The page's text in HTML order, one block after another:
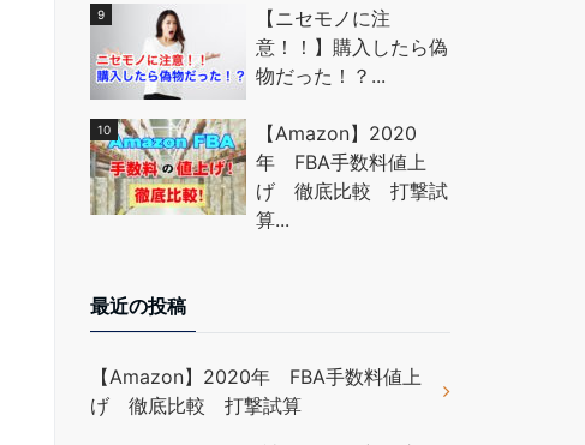
【ニセモノに注
意！！】購入したら偽
物だった！？...
【Amazon】2020
年 FBA手数料値上
げ 徹底比較 打撃試
算...
最近の投稿
【Amazon】2020年 FBA手数料値上
げ 徹底比較 打撃試算